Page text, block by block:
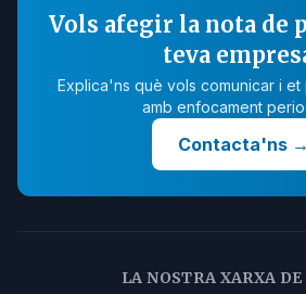
Vols afegir la nota de
teva
Explica'ns què vols comunicar i et
amb enfocament
Contacta'ns→
LA NOSTRA XARXA